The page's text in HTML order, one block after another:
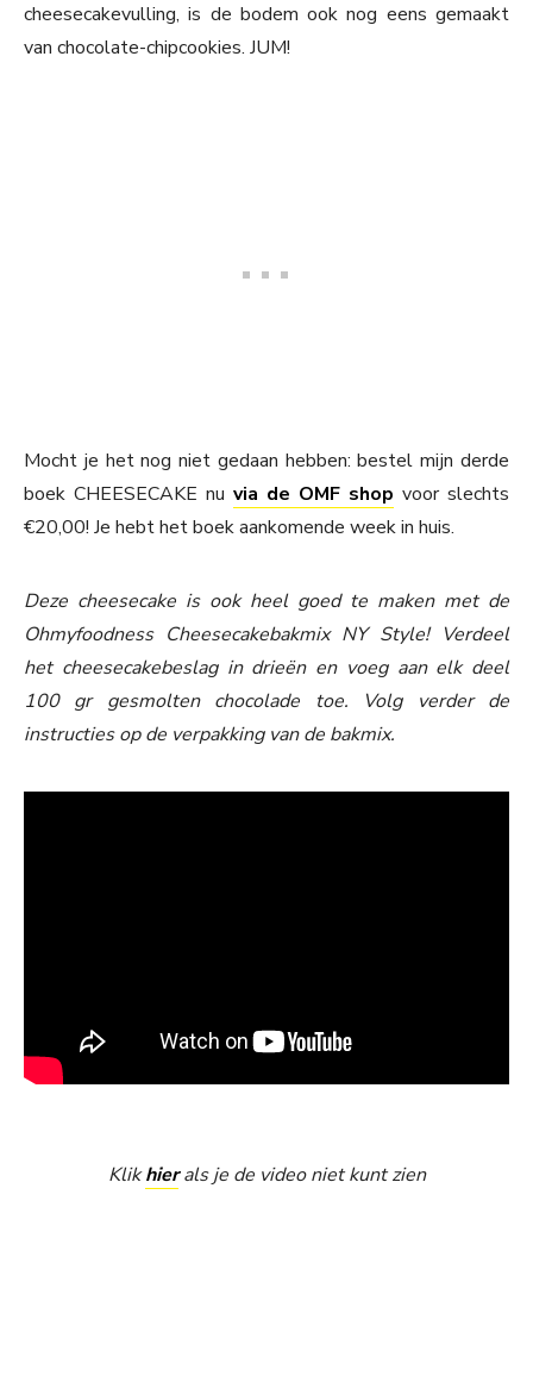
cheesecakevulling, is de bodem ook nog eens gemaakt
van chocolate-chipcookies. JUM!
Mocht je het nog niet gedaan hebben: bestel mijn derde
boek CHEESECAKE nu via de OMF shop voor slechts
€20,00! Je hebt het boek aankomende week in huis.
Deze cheesecake is ook heel goed te maken met de
Ohmyfoodness Cheesecakebakmix NY Style! Verdeel
het cheesecakebeslag in drieën en voeg aan elk deel
100 gr gesmolten chocolade toe. Volg verder de
instructies op de verpakking van de bakmix.
Klikhierals je de video niet kunt zien